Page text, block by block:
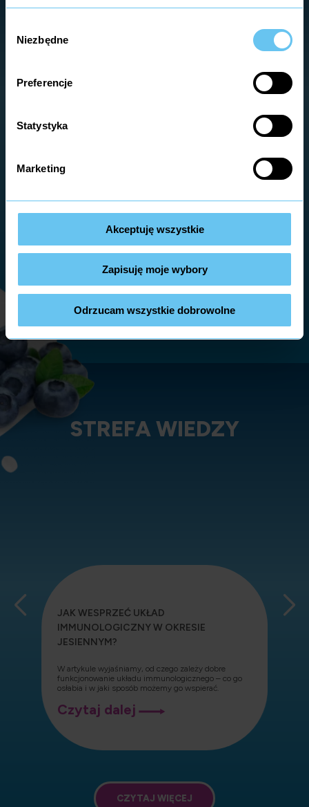
Informacje dotyczące przetwarzania Twoich danych
osobowych znajdziesz w
Ogólnej Polityce prywatności
zgody
Niezbędne
Preferencje
Statystyka
Marketing
Akceptuję wszystkie
Zapisuję moje wybory
Odrzucam wszystkie dobrowolne
SPRAWDŹ INNE SMAKI
STREFA WIEDZY
JAK WESPRZEĆ UKŁAD
IMMUNOLOGICZNY W OKRESIE
JESIENNYM?
W artykule wyjaśniamy, od czego zależy dobre
funkcjonowanie układu immunologicznego – co go
osłabia i w jaki sposób możemy go wspierać.
Czytaj dalejJak
immunologiczny
okresie
jesiennym?
CZYTAJ WIĘCEJ